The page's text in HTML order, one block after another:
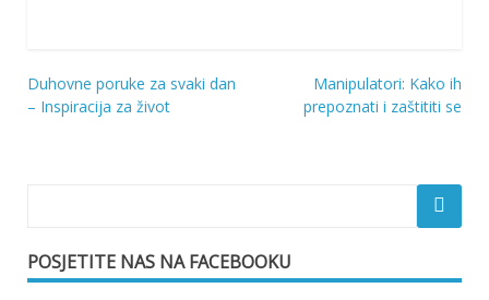
Navigacija
Duhovne poruke za svaki dan
– Inspiracija za život
Manipulatori: Kako ih
prepoznati i zaštititi se
POSJETITE NAS NA FACEBOOKU